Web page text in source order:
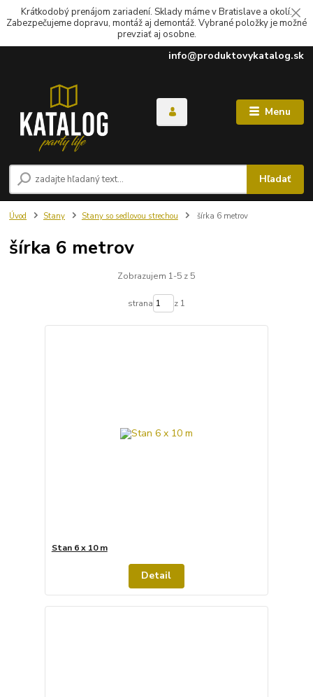
Krátkodobý prenájom zariadení. Sklady máme v Bratislave a okolí.
Zabezpečujeme dopravu, montáž aj demontáž. Vybrané položky je možné
prevziať aj osobne.
Menu
Hľadať
info@produktovykatalog.sk
Úvod Stany Stany so sedlovou strechou šírka 6 metrov
šírka 6 metrov
Zobrazujem 1-5 z 5
strana z 1
Stan 6 x 10 m
Detail